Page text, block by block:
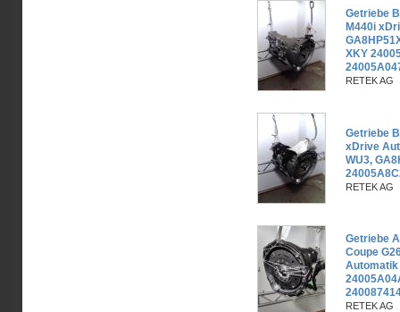
Getriebe
M440i
XKY
RETEK AG
Getriebe
xDrive
WU3,
RETEK AG
Getriebe
Coupe
Automatik
RETEK AG